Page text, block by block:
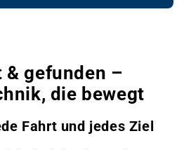
& gefunden –
die bewegt
Fahrt und jedes Ziel